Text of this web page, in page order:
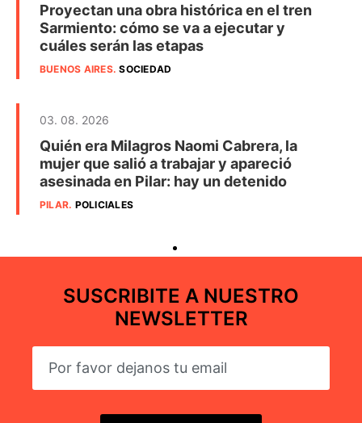
Proyectan una obra histórica en el tren
Sarmiento: cómo se va a ejecutar y
cuáles serán las etapas
BUENOS AIRES.SOCIEDAD
03. 08. 2026
Quién era Milagros Naomi Cabrera, la
mujer que salió a trabajar y apareció
asesinada en Pilar: hay un detenido
PILAR. POLICIALES
SUSCRIBITE A NUESTRO
NEWSLETTER